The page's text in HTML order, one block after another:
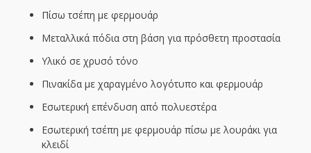
Πίσω τσέπη με φερμουάρ
Μεταλλικά πόδια στη βάση για πρόσθετη προστασία
Υλικό σε χρυσό τόνο
Πινακίδα με χαραγμένο λογότυπο και φερμουάρ
Εσωτερική επένδυση από πολυεστέρα
Εσωτερική τσέπη με φερμουάρ πίσω με λουράκι για
κλειδί